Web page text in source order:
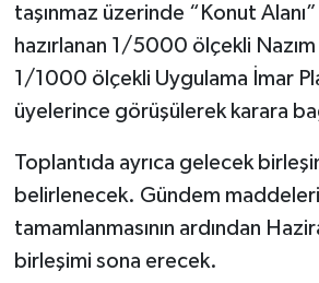
taşınmaz üzerinde “Konut Alanı”
hazırlanan 1/5000 ölçekli Nazım
1/1000 ölçekli Uygulama İmar
üyelerince görüşülerek karara
Toplantıda ayrıca gelecek
belirlenecek. Gündem
tamamlanmasının ardından
birleşimi sona erecek.